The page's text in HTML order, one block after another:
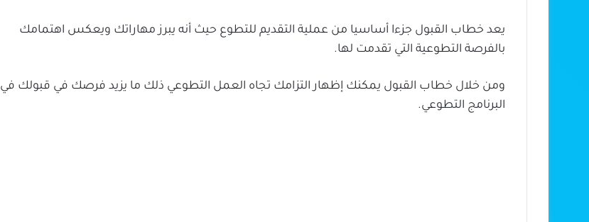
يعد خطاب القبول جزءا أساسيا من عملية التقديم للتطوع حيث أنه يبرز مهاراتك ويعكس اهتمامك
بالفرصة التطوعية التي تقدمت لها.
ومن خلال خطاب القبول يمكنك إظهار التزامك تجاه العمل التطوعي ذلك ما يزيد فرصك في قبولك في
البرنامج التطوعي.